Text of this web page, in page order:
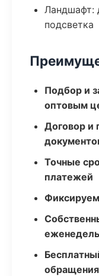
Ландшафт:
подсветка
Подбор и
оптовым
Договор и
Точные
платежей
обращения